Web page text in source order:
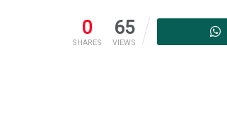
0
SHARES
65
VIEWS